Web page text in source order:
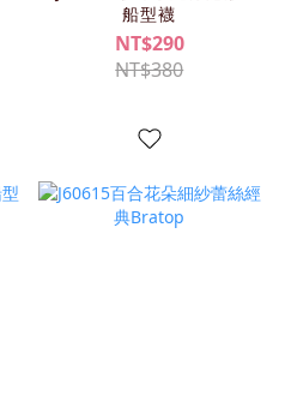
船型襪
NT$290
NT$380